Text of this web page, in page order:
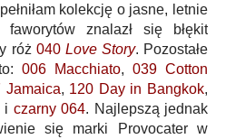
kolekcję o jasne, letnie
znalazł się błękit
róż 040 Love Story. Pozostałe
006 Macchiato, 039 Cotton
Jamaica, 120 Day in Bangkok,
i czarny 064. Najlepszą jednak
się marki Provocater w